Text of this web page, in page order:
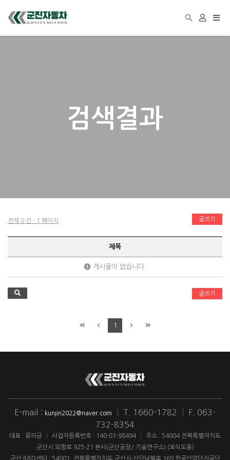
검색결과
전체 0 건 - 1 페이지 글쓰기
제목
게시물이 없습니다.
글쓰기
1
E-mail : kunjin2022@naver.com T. 1660-1782
F. 063-
732-8354
대표 : 류의균 사업자등록번호 : 140-81-98494
주소 : 54004 전북특별자치도
군산시 외항로 925-21 본사(군산공장/ 기술연구소) (오식도동)
군산 R&D센터 : 54001. 전북특별자치도 군산시 산단남북로 169 한국산업단지공단